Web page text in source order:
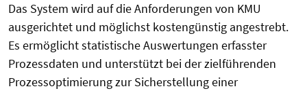
Das System wird auf die Anforderungen von KMU
ausgerichtet und möglichst kostengünstig angestrebt.
Es ermöglicht statistische Auswertungen erfasster
Prozessdaten und unterstützt bei der zielführenden
Prozessoptimierung zur Sicherstellung einer